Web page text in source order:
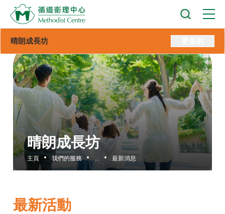
晴朗成長坊
主頁 我們的服務 最新消息
晴朗成長坊
最新活動